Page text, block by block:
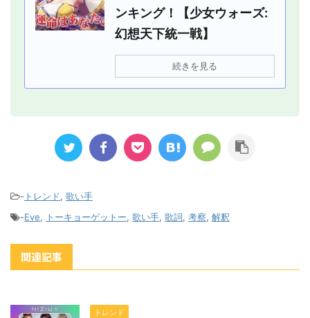
ンキング！【少女ウォーズ:
幻想天下統一戦】
続きを見る
- トレンド, 歌い手
-Eve, トーキョーゲットー, 歌い手, 歌詞, 考察, 解釈
関連記事
トレンド